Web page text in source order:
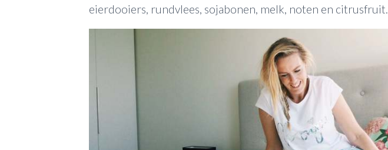
eierdooiers, rundvlees, sojabonen, melk, noten en citrusfruit.